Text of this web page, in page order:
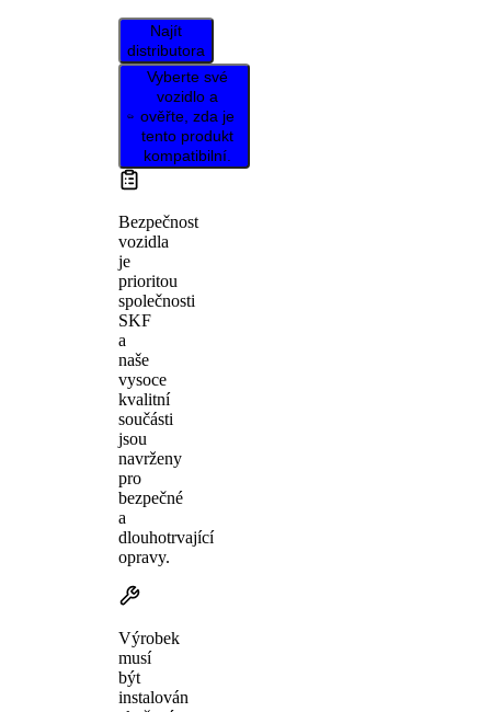
Najít
distributora
Vyberte své
vozidlo a
ověřte, zda je
tento produkt
kompatibilní.
Bezpečnost
vozidla
je
prioritou
společnosti
SKF
a
naše
vysoce
kvalitní
součásti
jsou
navrženy
pro
bezpečné
a
dlouhotrvající
opravy.
Výrobek
musí
být
instalován